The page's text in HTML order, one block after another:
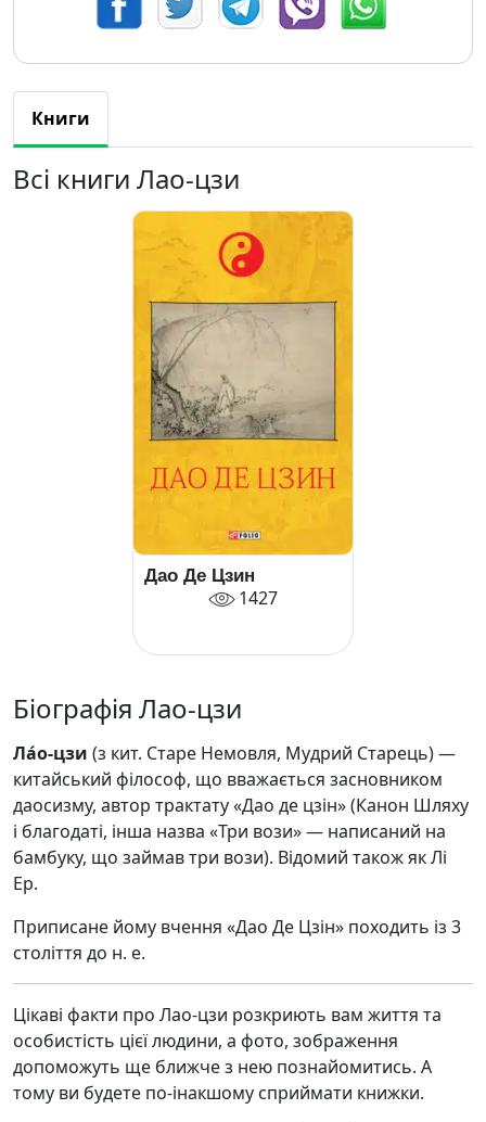
Книги
Всі книги Лао-цзи
Дао Де Цзин
1427
Біографія Лао-цзи
Ла́о-цзи (з кит. Старе Немовля, Мудрий Старець) —
китайський філософ, що вважається засновником
даосизму, автор трактату «Дао де цзін» (Канон Шляху
і благодаті, інша назва «Три вози» — написаний на
бамбуку, що займав три вози). Відомий також як Лі
Ер.
Приписане йому вчення «Дао Де Цзін» походить із 3
століття до н. е.
Цікаві факти про Лао-цзи розкриють вам життя та
особистість цієї людини, а фото, зображення
допоможуть ще ближче з нею познайомитись. А
тому ви будете по-інакшому сприймати книжки.